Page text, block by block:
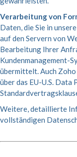
Verarbeitung von
Daten, die Sie in
auf den Servern von
Bearbeitung Ihrer
Kundenmanagement-
übermittelt. Auch
über das EU-U.S. Data
Weitere, detaillierte
vollständigen